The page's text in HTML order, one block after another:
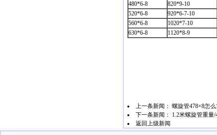
480*6-8
820*9-10
520*6-8
920*6-7-10
560*6-8
1020*7-10
630*6-8
1120*8-9
上一条新闻： 螺旋管478×8怎
下一条新闻：
1.2米螺旋管重量
返回上级新闻